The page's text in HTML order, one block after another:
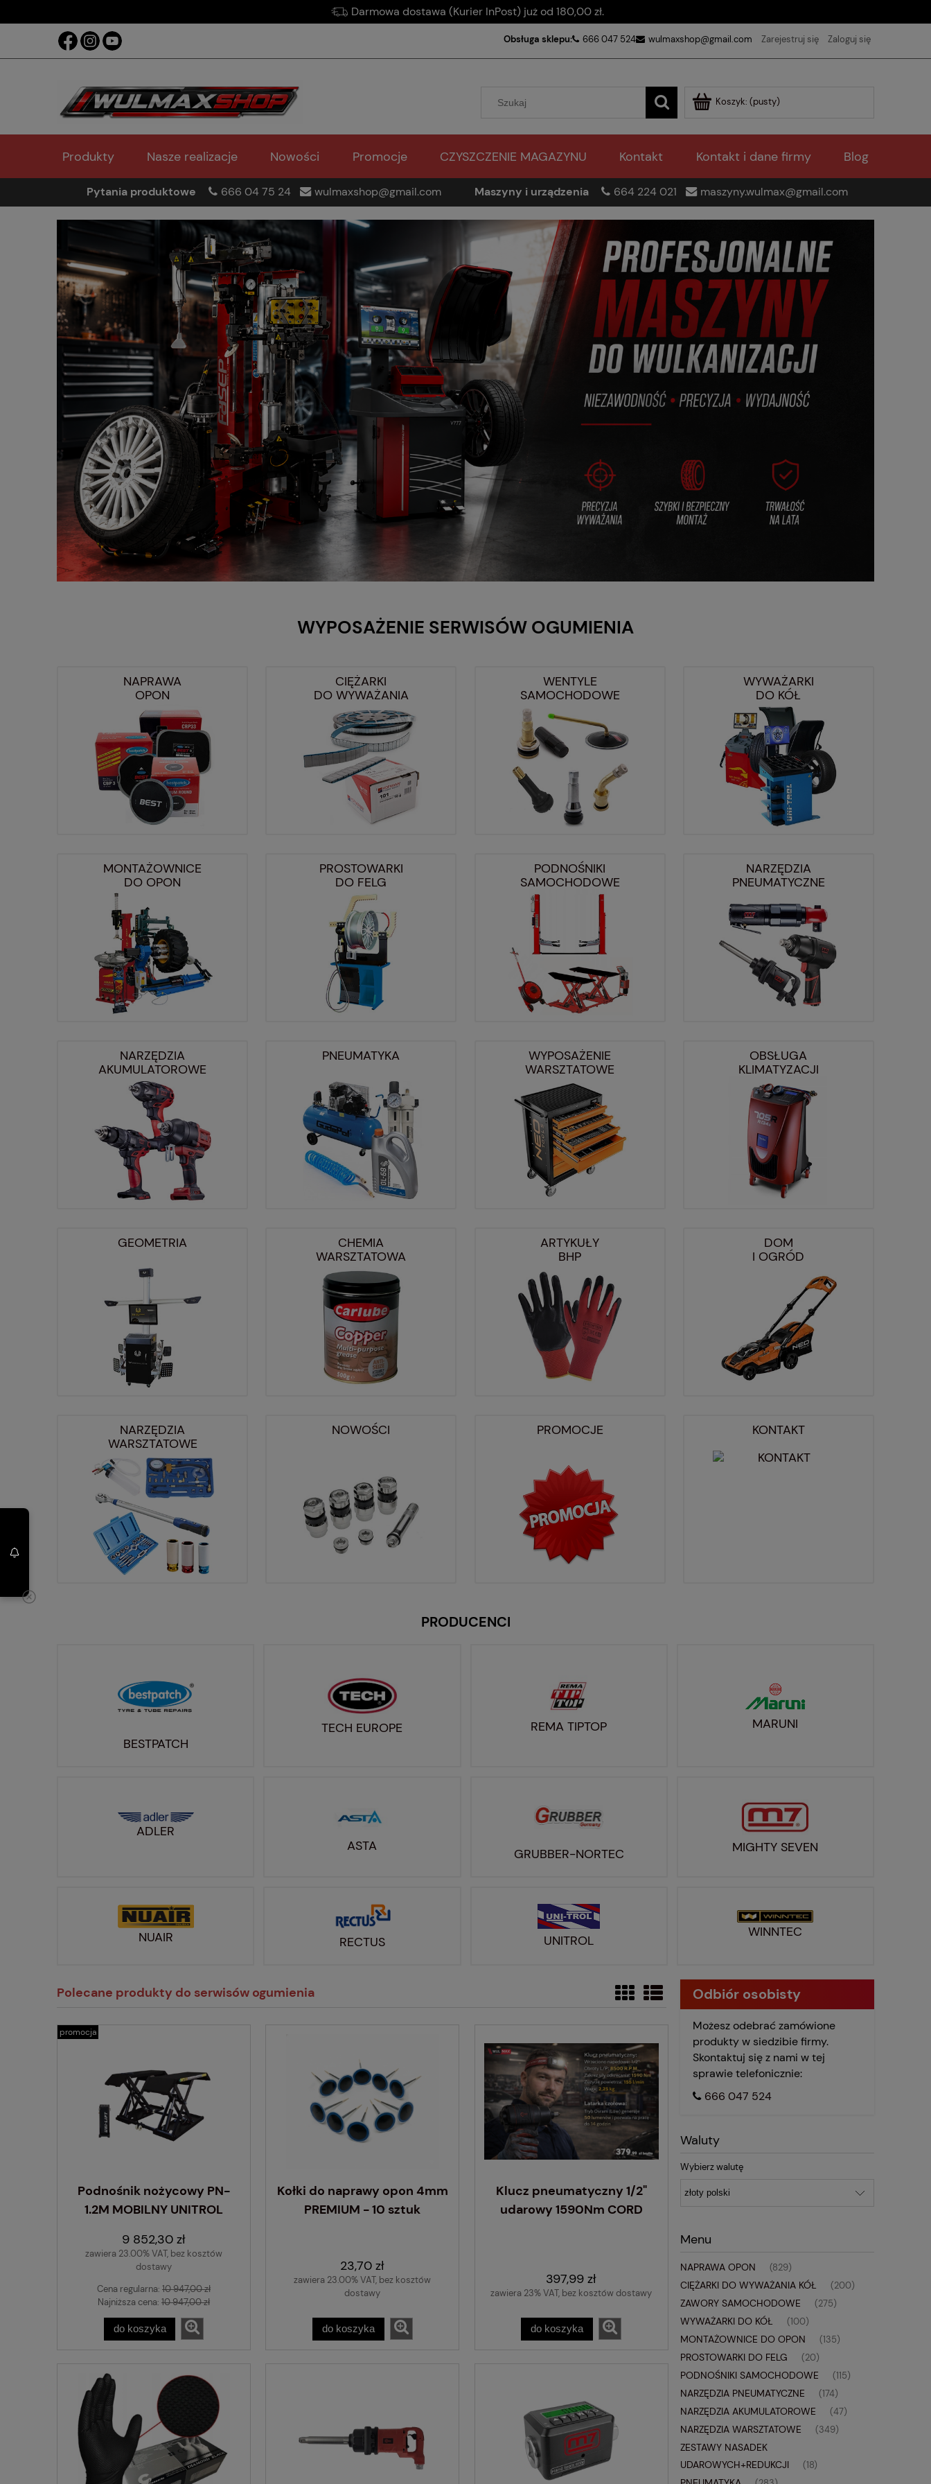
Darmowa dostawa (Kurier InPost) już od 180,00 zł.
Obsługa sklepu: 666 047 524 wulmaxshop@gmail.com Zarejestruj się Zaloguj się
Koszyk: (pusty)
Produkty Nasze realizacje Nowości Promocje CZYSZCZENIE MAGAZYNU Kontakt Kontakt i dane firmy Blog
Pytania produktowe 666 04 75 24 wulmaxshop@gmail.com Maszyny i urządzenia 664 224 021 maszyny.wulmax@gmail.com
WYPOSAŻENIE SERWISÓW OGUMIENIA
NAPRAWA
OPON
CIĘŻARKI
DO WYWAŻANIA
WENTYLE
SAMOCHODOWE
WYWAŻARKI
DO KÓŁ
MONTAŻOWNICE
DO OPON
PROSTOWARKI
DO FELG
PODNOŚNIKI
SAMOCHODOWE
NARZĘDZIA
PNEUMATYCZNE
NARZĘDZIA
AKUMULATOROWE
PNEUMATYKA
WYPOSAŻENIE
WARSZTATOWE
OBSŁUGA
KLIMATYZACJI
GEOMETRIA
CHEMIA
WARSZTATOWA
ARTYKUŁY
BHP
DOM
I OGRÓD
NARZĘDZIA
WARSZTATOWE
NOWOŚCI PROMOCJE KONTAKT
PRODUCENCI
BESTPATCH
TECH EUROPE REMA TIPTOP MARUNI
ADLER
ASTA
GRUBBER-NORTEC MIGHTY SEVEN
NUAIR RECTUS UNITROL
WINNTEC
Polecane produkty do serwisów ogumienia
Podnośnik nożycowy PN-
1.2M MOBILNY UNITROL
9 852,30 zł
zawiera 23.00% VAT, bez kosztów
dostawy
Cena regularna: 10 947,00 zł
Najniższa cena: 10 947,00 zł
do koszyka
promocja
Kołki do naprawy opon 4mm
PREMIUM - 10 sztuk
23,70 zł
zawiera 23.00% VAT, bez kosztów
dostawy
do koszyka
Klucz pneumatyczny 1/2"
udarowy 1590Nm CORD
397,99 zł
zawiera 23% VAT, bez kosztów dostawy
do koszyka
Odbiór osobisty
Możesz odebrać zamówione
produkty w siedzibie firmy.
Skontaktuj się z nami w tej
sprawie telefonicznie:
666 047 524
Waluty
Wybierz walutę
Menu
NAPRAWA OPON (829)
CIĘŻARKI DO WYWAŻANIA KÓŁ (200)
ZAWORY SAMOCHODOWE (275)
WYWAŻARKI DO KÓŁ (100)
MONTAŻOWNICE DO OPON (135)
PROSTOWARKI DO FELG (20)
PODNOŚNIKI SAMOCHODOWE (115)
NARZĘDZIA PNEUMATYCZNE (174)
NARZĘDZIA AKUMULATOROWE (47)
NARZĘDZIA WARSZTATOWE (349)
ZESTAWY NASADEK
UDAROWYCH+REDUKCJI
(18)